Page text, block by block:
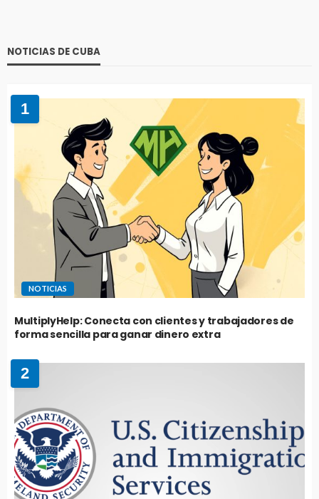
NOTICIAS DE CUBA
1
NOTICIAS
MultiplyHelp: Conecta con clientes y trabajadores de
forma sencilla para ganar dinero extra
2